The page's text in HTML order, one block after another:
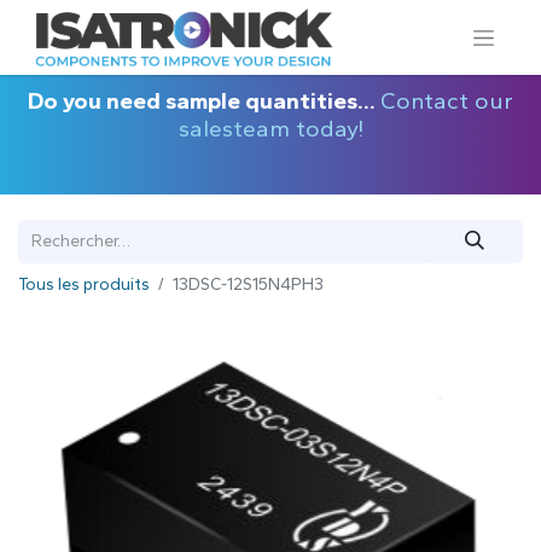
Do you need sample quantities... Contact our
salesteam today!
Tous les produits 13DSC-12S15N4PH3